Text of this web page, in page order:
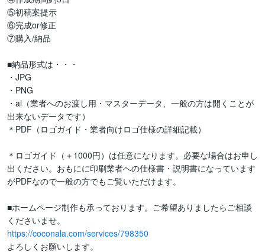
⑤初稿案提示
⑥完成or修正
⑦購入/納品
■納品形式は・・・
・JPG
・PNG
・ai（業者へのお渡し用・マスターデータ、一般の方は開くことが
出来ないデータです）
＊PDF（ロゴガイド・業者向けロゴ仕様の詳細記載）
＊ロゴガイド（＋1000円）は任意になります。必要な場合はお申し
出ください。おもにに印刷業者への仕様書・説明書になっています
がPDFなので一般の方でもご覧いただけます。
■ホームページ制作も承っております。ご希望ありましたらご相談
https://coconala.com/services/798350
よろしくお願いします。